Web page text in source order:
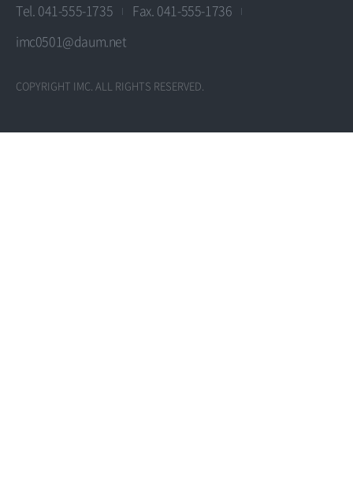
Tel. 041-555-1735
Fax. 041-555-1736
imc0501@daum.net
COPYRIGHT IMC. ALL RIGHTS RESERVED.